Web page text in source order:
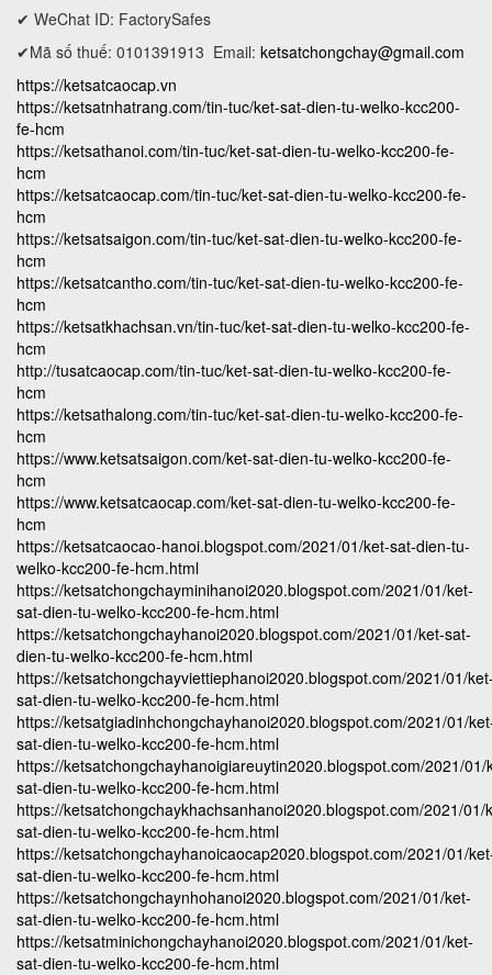
✔ WeChat ID: FactorySafes
✔Mã số thuế: 0101391913 Email: ketsatchongchay@gmail.com
https://ketsatcaocap.vn
https://ketsatnhatrang.com/tin-tuc/ket-sat-dien-tu-welko-kcc200-
fe-hcm
https://ketsathanoi.com/tin-tuc/ket-sat-dien-tu-welko-kcc200-fe-
hcm
https://ketsatcaocap.com/tin-tuc/ket-sat-dien-tu-welko-kcc200-fe-
hcm
https://ketsatsaigon.com/tin-tuc/ket-sat-dien-tu-welko-kcc200-fe-
hcm
https://ketsatcantho.com/tin-tuc/ket-sat-dien-tu-welko-kcc200-fe-
hcm
https://ketsatkhachsan.vn/tin-tuc/ket-sat-dien-tu-welko-kcc200-fe-
hcm
http://tusatcaocap.com/tin-tuc/ket-sat-dien-tu-welko-kcc200-fe-
hcm
https://ketsathalong.com/tin-tuc/ket-sat-dien-tu-welko-kcc200-fe-
hcm
https://www.ketsatsaigon.com/ket-sat-dien-tu-welko-kcc200-fe-
hcm
https://www.ketsatcaocap.com/ket-sat-dien-tu-welko-kcc200-fe-
hcm
https://ketsatcaocao-hanoi.blogspot.com/2021/01/ket-sat-dien-tu-
welko-kcc200-fe-hcm.html
https://ketsatchongchayminihanoi2020.blogspot.com/2021/01/ket-
sat-dien-tu-welko-kcc200-fe-hcm.html
https://ketsatchongchayhanoi2020.blogspot.com/2021/01/ket-sat-
dien-tu-welko-kcc200-fe-hcm.html
https://ketsatchongchayviettiephanoi2020.blogspot.com/2021/01/
sat-dien-tu-welko-kcc200-fe-hcm.html
https://ketsatgiadinhchongchayhanoi2020.blogspot.com/2021/01/
sat-dien-tu-welko-kcc200-fe-hcm.html
https://ketsatchongchayhanoigiareuytin2020.blogspot.com/2021/01/
sat-dien-tu-welko-kcc200-fe-hcm.html
https://ketsatchongchaykhachsanhanoi2020.blogspot.com/2021/01/
sat-dien-tu-welko-kcc200-fe-hcm.html
https://ketsatchongchayhanoicaocap2020.blogspot.com/2021/01/
sat-dien-tu-welko-kcc200-fe-hcm.html
https://ketsatchongchaynhohanoi2020.blogspot.com/2021/01/ket-
sat-dien-tu-welko-kcc200-fe-hcm.html
https://ketsatminichongchayhanoi2020.blogspot.com/2021/01/ket-
sat-dien-tu-welko-kcc200-fe-hcm.html